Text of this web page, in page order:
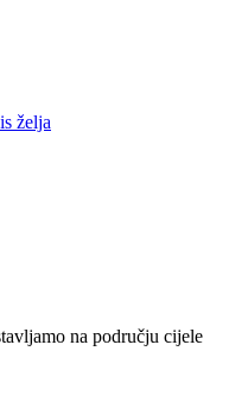
želja
na području cijele